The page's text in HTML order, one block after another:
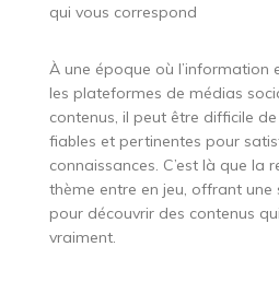
qui vous correspond
À une époque où l’information
les plateformes de médias
contenus, il peut être difficile
fiables et pertinentes pour
connaissances. C’est là que la
thème entre en jeu, offrant une
pour découvrir des contenus
vraiment.